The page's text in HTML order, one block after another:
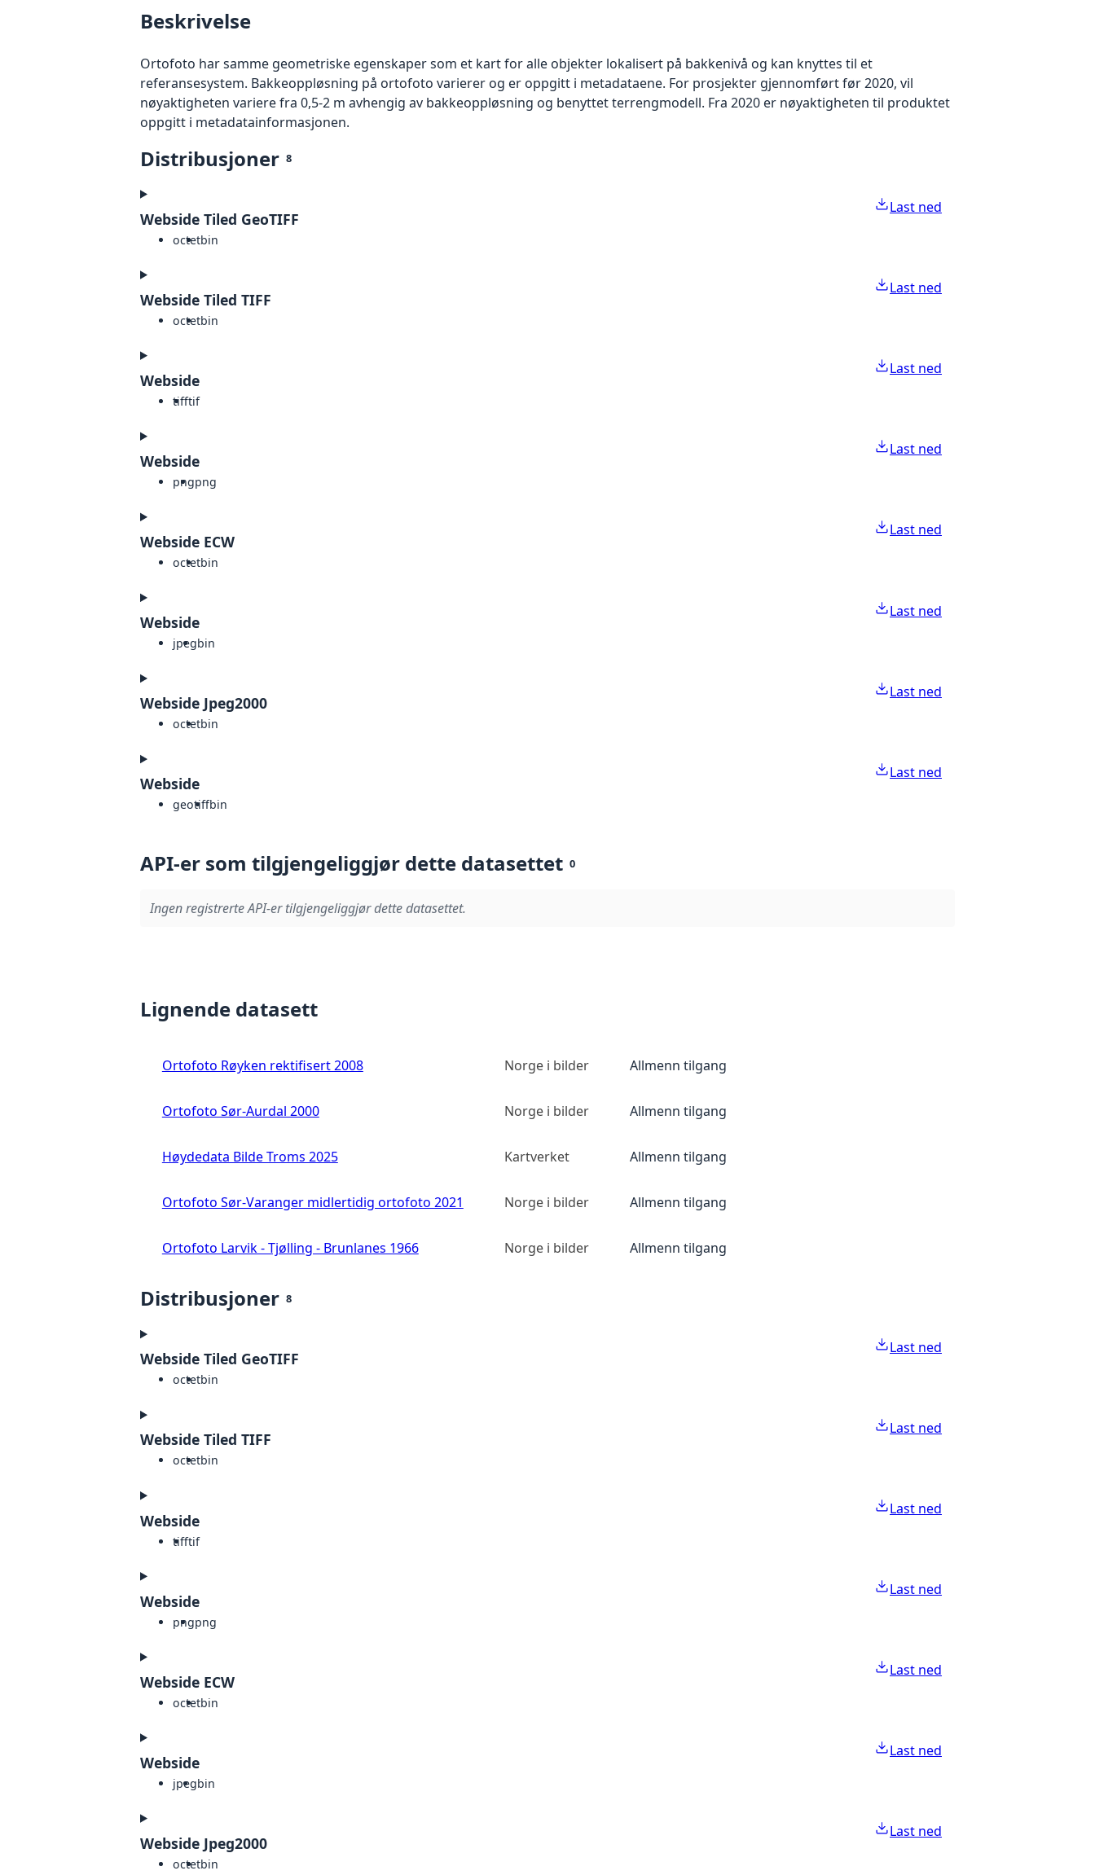
Beskrivelse
Ortofoto har samme geometriske egenskaper som et kart for alle objekter lokalisert på bakkenivå og kan knyttes til et
referansesystem. Bakkeoppløsning på ortofoto varierer og er oppgitt i metadataene. For prosjekter gjennomført før 2020, vil
nøyaktigheten variere fra 0,5-2 m avhengig av bakkeoppløsning og benyttet terrengmodell. Fra 2020 er nøyaktigheten til produktet
oppgitt i metadatainformasjonen.
Distribusjoner 8
Webside Tiled GeoTIFF
octetbin
Last ned
Webside Tiled TIFF
octetbin
Last ned
Webside
tifftif
Last ned
Webside
pngpng
Last ned
Webside ECW
octetbin
Last ned
Webside
jpegbin
Last ned
Webside Jpeg2000
octetbin
Last ned
Webside
geotiffbin
Last ned
API-er som tilgjengeliggjør dette datasettet 0
Ingen registrerte API-er tilgjengeliggjør dette datasettet.
Lignende datasett
Ortofoto Røyken rektifisert 2008 Norge i bilder Allmenn tilgang
Ortofoto Sør-Aurdal 2000 Norge i bilder Allmenn tilgang
Høydedata Bilde Troms 2025 Kartverket Allmenn tilgang
Ortofoto Sør-Varanger midlertidig ortofoto 2021 Norge i bilder Allmenn tilgang
Ortofoto Larvik - Tjølling - Brunlanes 1966 Norge i bilder Allmenn tilgang
Distribusjoner 8
Webside Tiled GeoTIFF
octetbin
Last ned
Webside Tiled TIFF
octetbin
Last ned
Webside
tifftif
Last ned
Webside
pngpng
Last ned
Webside ECW
octetbin
Last ned
Webside
jpegbin
Last ned
Webside Jpeg2000
octetbin
Last ned